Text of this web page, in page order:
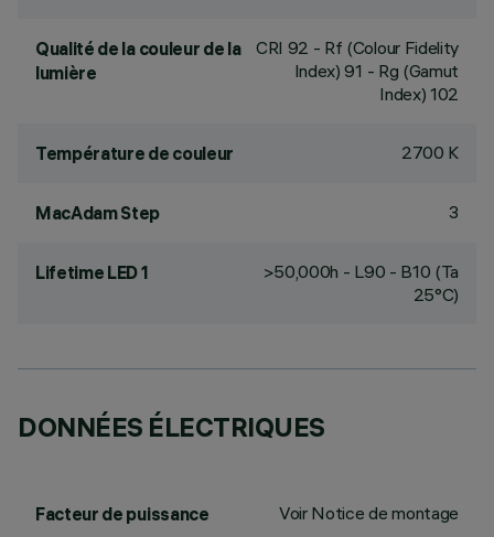
Qualité de la couleur de la
lumière
CRI 92 - Rf (Colour Fidelity
Index) 91 - Rg (Gamut
Index) 102
Température de couleur 2700 K
MacAdam Step 3
Lifetime LED 1
>50,000h - L90 - B10 (Ta
25°C)
DONNÉES ÉLECTRIQUES
Facteur de puissance Voir Notice de montage